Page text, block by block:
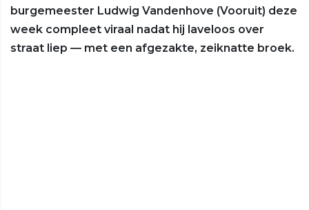
burgemeester Ludwig Vandenhove (Vooruit) deze
week compleet viraal nadat hij laveloos over
straat liep — met een afgezakte, zeiknatte broek.